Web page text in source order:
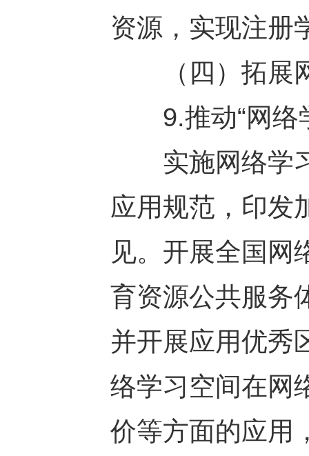
资源，实现注册
（四）拓展网
9.推动“网络
实施网络学习
应用规范，印发
见。开展全国网
育资源公共服务
并开展应用优秀
络学习空间在网
价等方面的应用